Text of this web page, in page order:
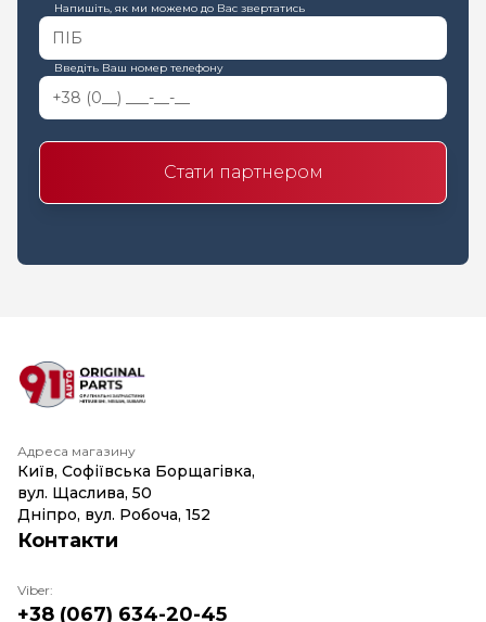
Напишіть, як ми можемо до Вас звертатись
Введіть Ваш номер телефону
Стати партнером
Адреса магазину
Київ, Софіївська Борщагівка,
вул. Щаслива, 50
Дніпро, вул. Робоча, 152
Контакти
Viber:
+38 (067) 634-20-45